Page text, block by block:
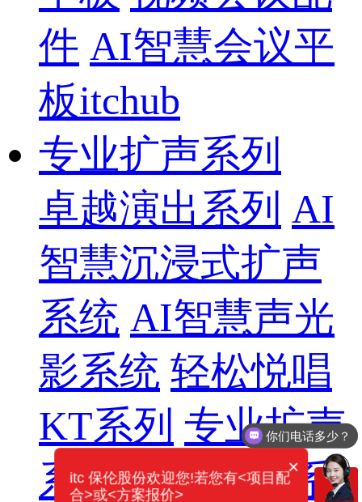
件 AI智慧会议平
板itchub
专业扩声系列
卓越演出系列 AI
智慧沉浸式扩声
系统 AI智慧声光
影系统 轻松悦唱
KT系列 专业扩声
系列 专业音箱系
你们电话多少？
需要产品报价
×
itc 保伦股份欢迎您!若您有<项目配
合>或<方案报价>